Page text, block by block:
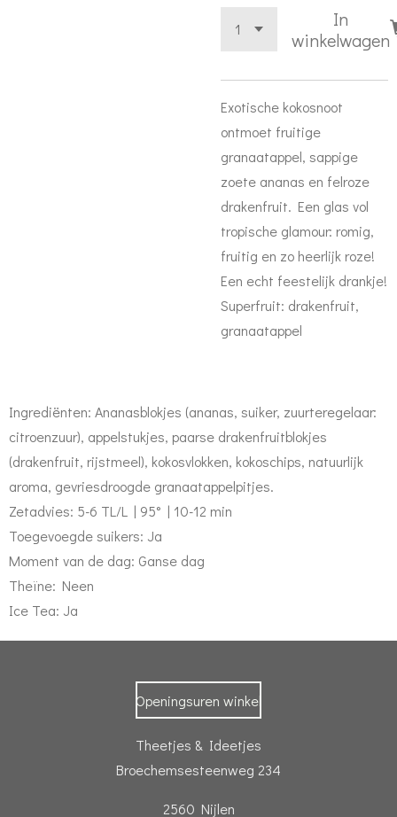
In
winkelwagen
Exotische kokosnoot
ontmoet fruitige
granaatappel, sappige
zoete ananas en felroze
drakenfruit. Een glas vol
tropische glamour: romig,
fruitig en zo heerlijk roze!
Een echt feestelijk drankje!
Superfruit: drakenfruit,
granaatappel
Ingrediënten: Ananasblokjes (ananas, suiker, zuurteregelaar:
citroenzuur), appelstukjes, paarse drakenfruitblokjes
(drakenfruit, rijstmeel), kokosvlokken, kokoschips, natuurlijk
aroma, gevriesdroogde granaatappelpitjes.
Zetadvies: 5-6 TL/L | 95° | 10-12 min
Toegevoegde suikers: Ja
Moment van de dag: Ganse dag
Theïne: Neen
Ice Tea: Ja
Openingsuren winkel
Theetjes & Ideetjes
Broechemsesteenweg 234
2560 Nijlen